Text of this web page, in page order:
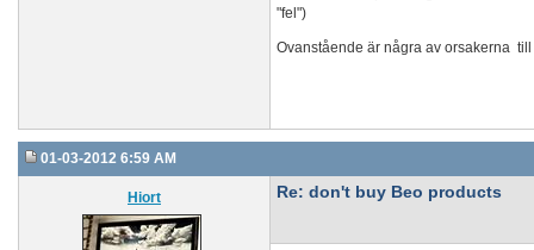
"fel")
Ovanstående är några av orsakerna
01-03-2012 6:59 AM
Hiort Re: don't buy Beo products